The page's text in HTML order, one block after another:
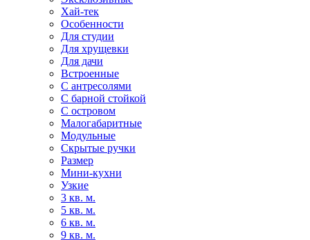
Хай-тек
Особенности
Для студии
Для хрущевки
Для дачи
Встроенные
С антресолями
С барной стойкой
С островом
Малогабаритные
Модульные
Скрытые ручки
Размер
Мини-кухни
Узкие
3 кв. м.
5 кв. м.
6 кв. м.
9 кв. м.